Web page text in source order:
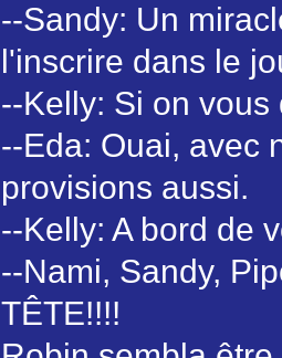
--Sandy: Un
l'inscrire dans le
--Kelly: Si on
--Eda: Ouai, avec
provisions aussi.
--Kelly: A bord de
--Nami, Sandy,
TÊTE!!!!